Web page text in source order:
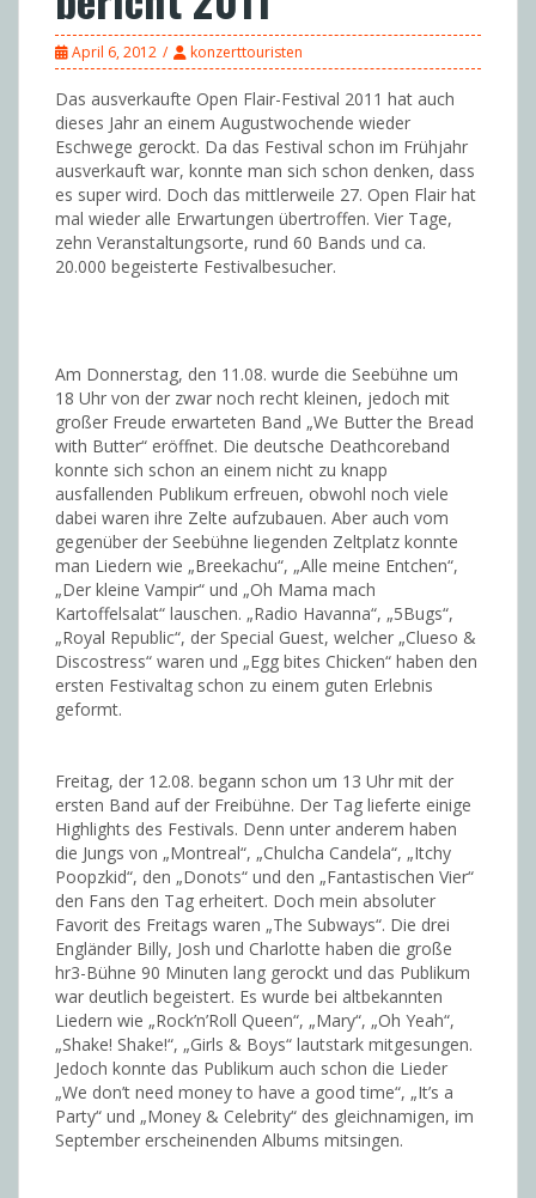
April 6, 2012 konzerttouristen
Das ausverkaufte Open Flair-Festival 2011 hat auch
dieses Jahr an einem Augustwochende wieder
Eschwege gerockt. Da das Festival schon im Frühjahr
ausverkauft war, konnte man sich schon denken, dass
es super wird. Doch das mittlerweile 27. Open Flair hat
mal wieder alle Erwartungen übertroffen. Vier Tage,
zehn Veranstaltungsorte, rund 60 Bands und ca.
20.000 begeisterte Festivalbesucher.
Am Donnerstag, den 11.08. wurde die Seebühne um
18 Uhr von der zwar noch recht kleinen, jedoch mit
großer Freude erwarteten Band „We Butter the Bread
with Butter“ eröffnet. Die deutsche Deathcoreband
konnte sich schon an einem nicht zu knapp
ausfallenden Publikum erfreuen, obwohl noch viele
dabei waren ihre Zelte aufzubauen. Aber auch vom
gegenüber der Seebühne liegenden Zeltplatz konnte
man Liedern wie „Breekachu“, „Alle meine Entchen“,
„Der kleine Vampir“ und „Oh Mama mach
Kartoffelsalat“ lauschen. „Radio Havanna“, „5Bugs“,
„Royal Republic“, der Special Guest, welcher „Clueso &
Discostress“ waren und „Egg bites Chicken“ haben den
ersten Festivaltag schon zu einem guten Erlebnis
geformt.
Freitag, der 12.08. begann schon um 13 Uhr mit der
ersten Band auf der Freibühne. Der Tag lieferte einige
Highlights des Festivals. Denn unter anderem haben
die Jungs von „Montreal“, „Chulcha Candela“, „Itchy
Poopzkid“, den „Donots“ und den „Fantastischen Vier“
den Fans den Tag erheitert. Doch mein absoluter
Favorit des Freitags waren „The Subways“. Die drei
Engländer Billy, Josh und Charlotte haben die große
hr3-Bühne 90 Minuten lang gerockt und das Publikum
war deutlich begeistert. Es wurde bei altbekannten
Liedern wie „Rock’n’Roll Queen“, „Mary“, „Oh Yeah“,
„Shake! Shake!“, „Girls & Boys“ lautstark mitgesungen.
Jedoch konnte das Publikum auch schon die Lieder
„We don’t need money to have a good time“, „It’s a
Party“ und „Money & Celebrity“ des gleichnamigen, im
September erscheinenden Albums mitsingen.